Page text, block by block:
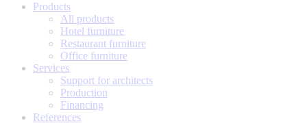
Products
All products
Hotel furniture
Restaurant furniture
Office furniture
Services
Support for architects
Production
Financing
References